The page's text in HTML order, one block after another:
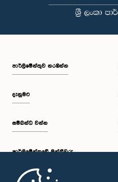
පාර්ලි‌මේන්තුව නරඹන්න
දැනුමට
සම්බන්ධ වන්න
පාර්ලි‌මේන්තුවේ මන්ත්‍රීවරු
මුල් පිටුව